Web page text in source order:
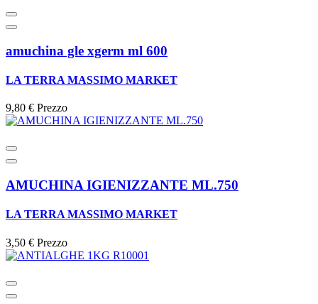
amuchina gle xgerm ml 600
LA TERRA MASSIMO MARKET
9,80 € Prezzo
AMUCHINA IGIENIZZANTE ML.750
LA TERRA MASSIMO MARKET
3,50 € Prezzo